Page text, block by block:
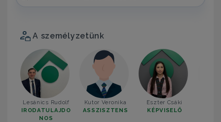
A személyzetünk
Lesánics Rudolf
IRODATULAJDO
NOS
Kutor Veronika
ASSZISZTENS
Eszter Csáki
KÉPVISELŐ